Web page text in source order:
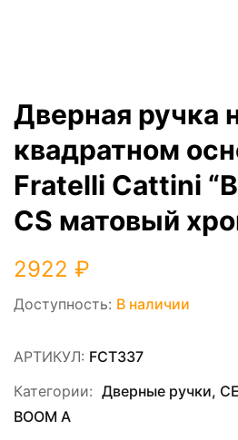
Дверная ручка
квадратном
Fratelli Cattini
CS матовый
2922 ₽
Доступность: В наличии
АРТИКУЛ: FCT337
Категории: Дверные ручки,
ВOOM A